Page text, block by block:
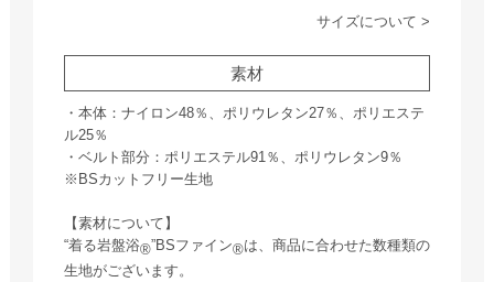
サイズについて >
素材
・本体：ナイロン48％、ポリウレタン27％、ポリエステ
ル25％
・ベルト部分：ポリエステル91％、ポリウレタン9％
※BSカットフリー生地
【素材について】
“着る岩盤浴®”BSファイン®は、商品に合わせた数種類の
生地がございます。